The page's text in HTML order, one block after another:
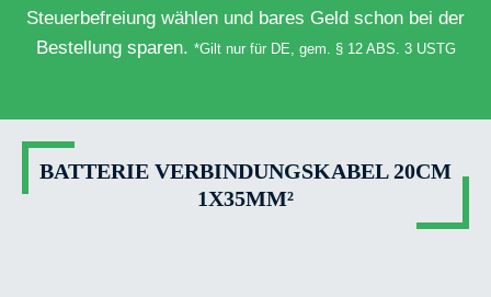
Steuerbefreiung wählen und bares Geld schon bei der
Bestellung sparen. *Gilt nur für DE, gem. § 12 ABS. 3 USTG
BATTERIE VERBINDUNGSKABEL 20CM
1X35MM²